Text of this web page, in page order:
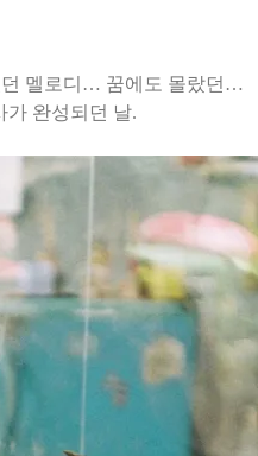
던 멜로디… 꿈에도 몰랐던…
가 완성되던 날.